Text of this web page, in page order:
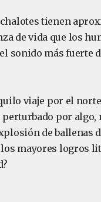
tienen
de vida que los
sonido más fuerte
viaje por el
por algo,
de ballenas
mayores logros